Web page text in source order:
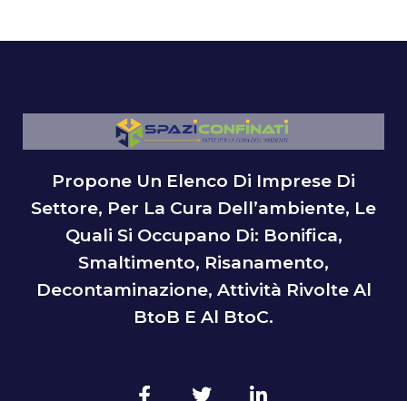
Propone Un Elenco Di Imprese Di
Settore, Per La Cura Dell’ambiente, Le
Quali Si Occupano Di: Bonifica,
Smaltimento, Risanamento,
Decontaminazione, Attività Rivolte Al
BtoB E Al BtoC.